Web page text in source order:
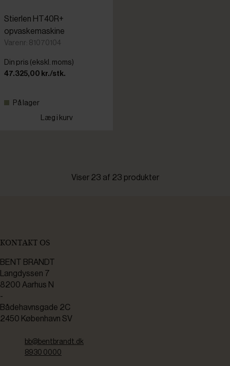
Stierlen HT40R+
opvaskemaskine
Varenr: 81070104
Din pris (ekskl. moms)
47.325,00 kr./stk.
På lager
Læg i kurv
Viser 23 af 23 produkter
KONTAKT OS
BENT BRANDT
Langdyssen 7
8200 Aarhus N
-
Bådehavnsgade 2C
2450 København SV
bb@bentbrandt.dk
8930 0000